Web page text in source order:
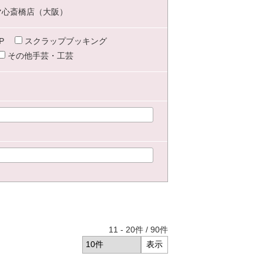
斎橋店（大阪）
スクラップブッキング
その他手芸・工芸
11 - 20件 / 90件